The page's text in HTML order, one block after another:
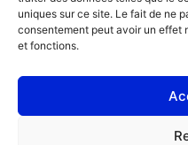
uniques sur ce site. Le fait de ne
consentement peut avoir un effet
et fonctions.